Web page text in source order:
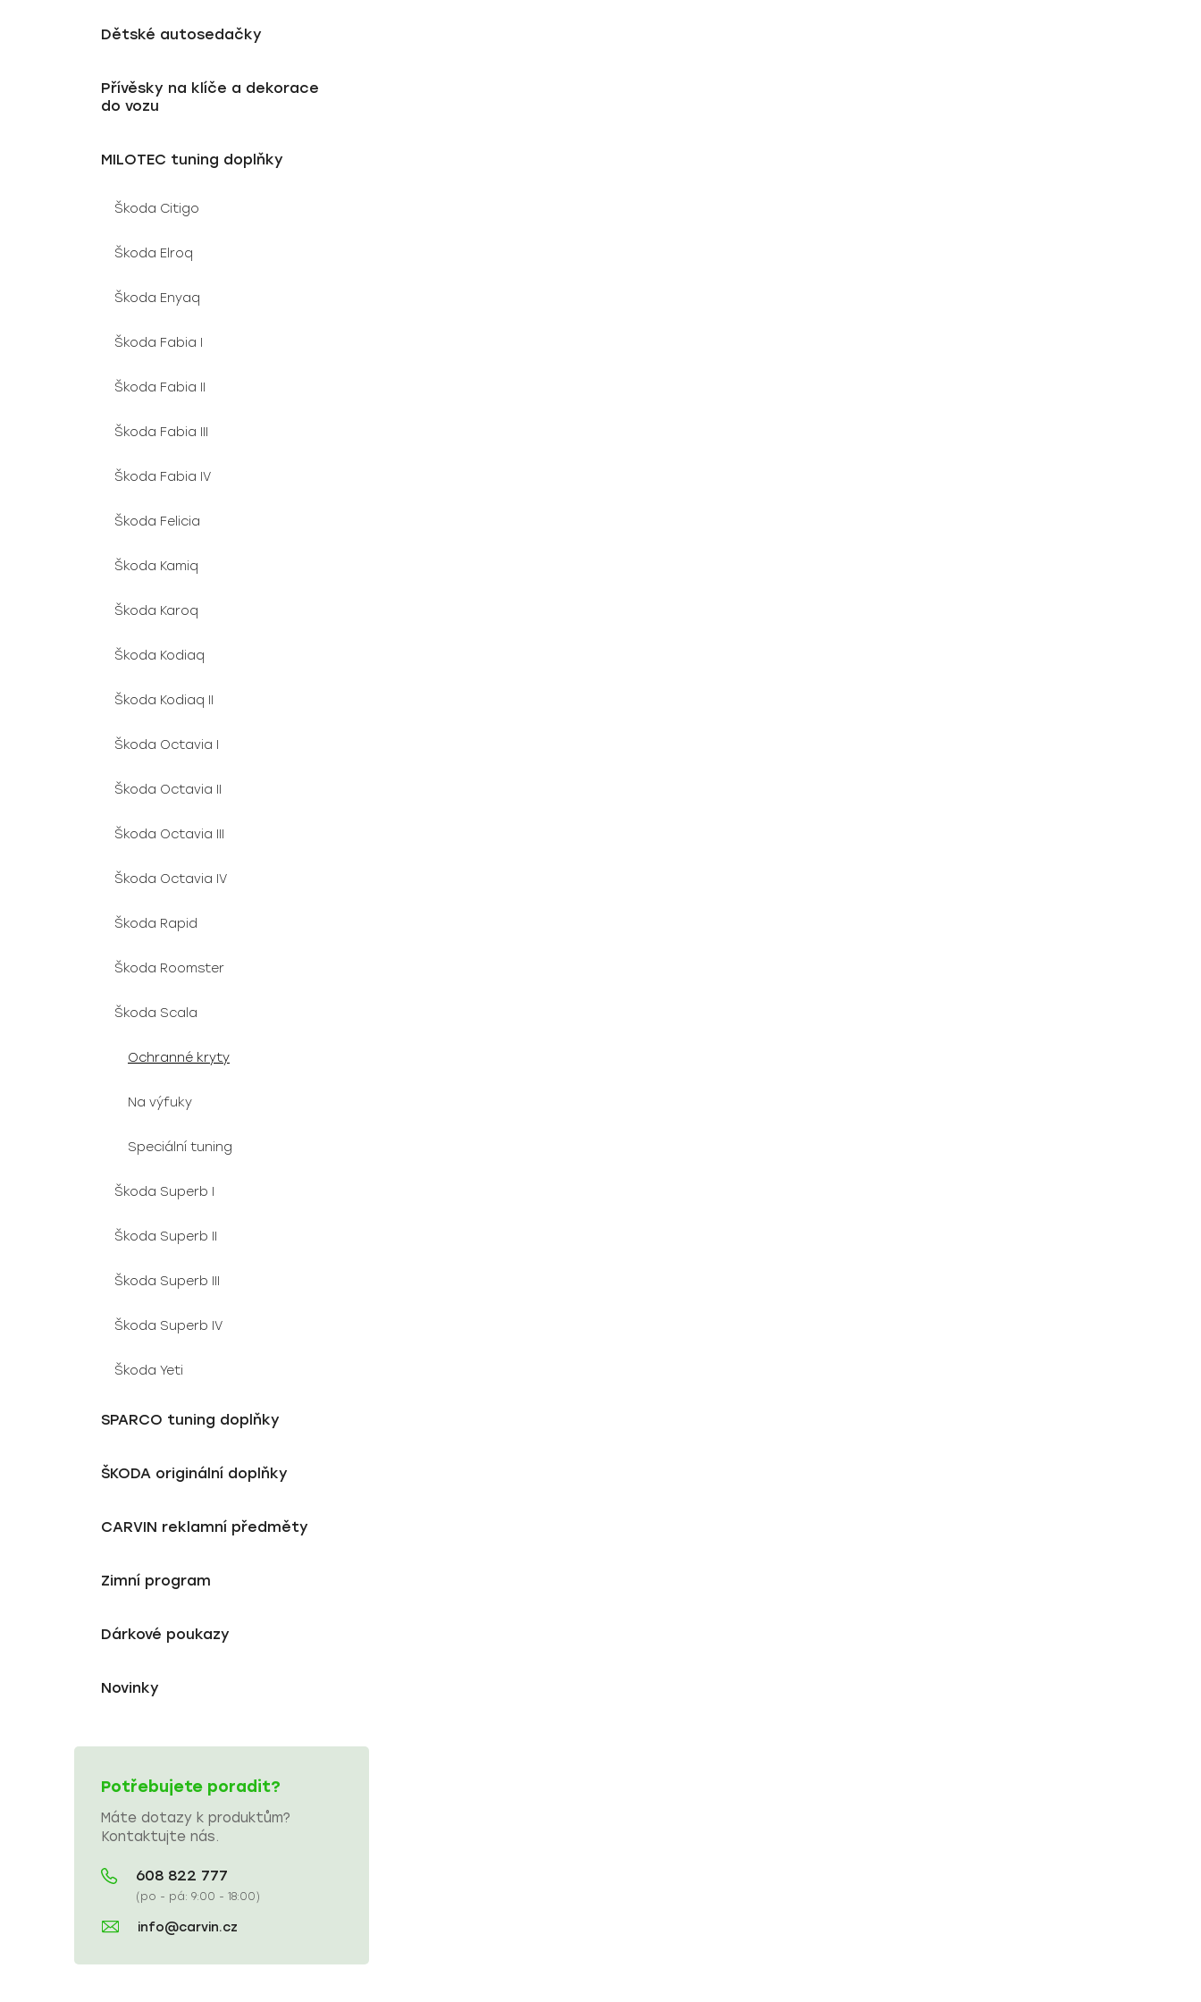
Dětské autosedačky
Přívěsky na klíče a dekorace
do vozu
MILOTEC tuning doplňky
Škoda Citigo
Škoda Elroq
Škoda Enyaq
Škoda Fabia I
Škoda Fabia II
Škoda Fabia III
Škoda Fabia IV
Škoda Felicia
Škoda Kamiq
Škoda Karoq
Škoda Kodiaq
Škoda Kodiaq II
Škoda Octavia I
Škoda Octavia II
Škoda Octavia III
Škoda Octavia IV
Škoda Rapid
Škoda Roomster
Škoda Scala
Ochranné kryty
Na výfuky
Speciální tuning
Škoda Superb I
Škoda Superb II
Škoda Superb III
Škoda Superb IV
Škoda Yeti
SPARCO tuning doplňky
ŠKODA originální doplňky
CARVIN reklamní předměty
Zimní program
Dárkové poukazy
Novinky
Potřebujete poradit?
Máte dotazy k produktům?
Kontaktujte nás.
608 822 777
(po - pá: 9:00 - 18:00)
info@carvin.cz